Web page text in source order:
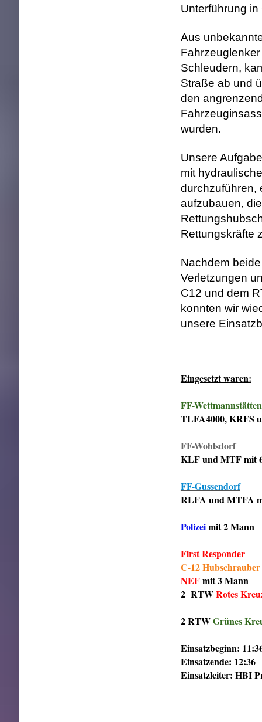
Unterführung
Aus
Schleudern,
Straße ab und
den
wurden.
Unsere
mit
durchzuführen,
aufzubauen,
Rettungskräfte
Nachdem
Verletzungen
C12 und dem
konnten wir
unsere
Eingesetzt waren:
FF-Wettmannstätten
TLFA4000, KRFS
FF-Wohlsdorf
KLF und MTF mit
FF-Gussendorf
RLFA und MTFA
Polizeimit 2 Mann
First Responder
C-12 Hubschrauber
NEFmit 3 Mann
2 RTWRotes
2 RTWGrünes
Einsatzbeginn:
Einsatzende: 12:36
Einsatzleiter: HBI